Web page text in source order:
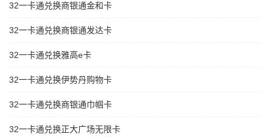
32一卡通兑换商银通金和卡
32一卡通兑换商银通发达卡
32一卡通兑换雅高e卡
32一卡通兑换伊势丹购物卡
32一卡通兑换商银通巾帼卡
32一卡通兑换正大广场无限卡